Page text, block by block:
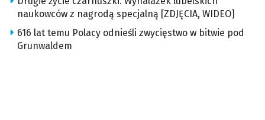
naukowców z nagrodą specjalną [ZDJĘCIA, WIDEO]
616 lat temu Polacy odnieśli zwycięstwo w bitwie pod
Grunwaldem